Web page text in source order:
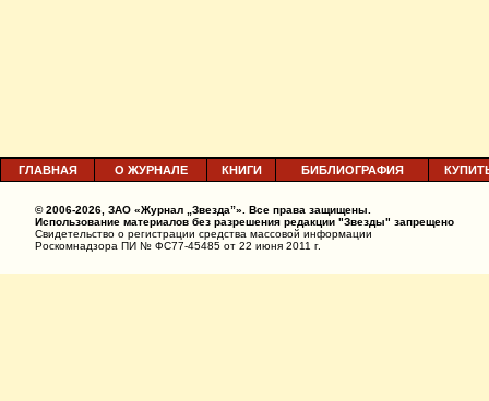
ГЛАВНАЯ О ЖУРНАЛЕ КНИГИ БИБЛИОГРАФИЯ
© 2006-2026, ЗАО «Журнал „Звезда”». Все права защищены.
Использование материалов без разрешения редакции "Звезды" запрещено
Свидетельство о регистрации средства массовой информации
Роскомнадзора ПИ № ФС77-45485 от 22 июня 2011 г.